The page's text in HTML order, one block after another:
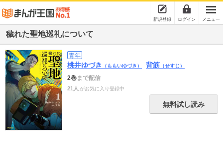
新規登録 ログイン メニュー
穢れた聖地巡礼について
青年
桃井ゆづき （ももいゆづき） 背筋 （せすじ）
2巻まで配信
21人 がお気に入り登録中
無料試し読み